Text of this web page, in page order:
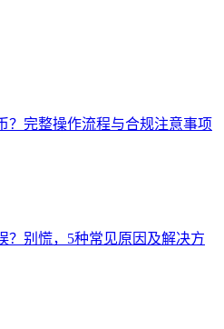
？完整操作流程与合规注意事项
？别慌，5种常见原因及解决方